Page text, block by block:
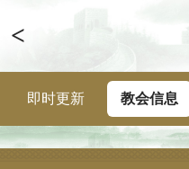
<
即时更新 教会信息